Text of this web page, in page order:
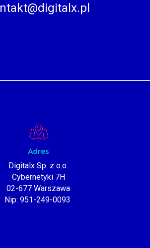
Adres
Digitalx Sp. z o.o.
Cybernetyki 7H
02-677 Warszawa
Nip: 951-249-0093